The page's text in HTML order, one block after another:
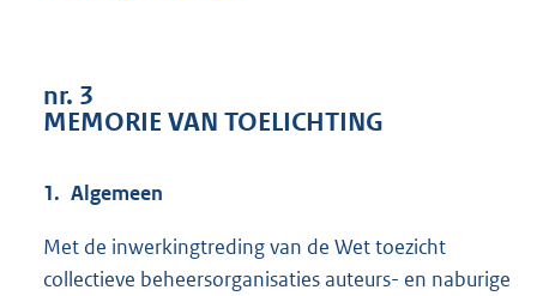
2
nr. 3
MEMORIE VAN TOELICHTING
1. Algemeen
Met de inwerkingtreding van de Wet toezicht
collectieve beheersorganisaties auteurs- en naburige